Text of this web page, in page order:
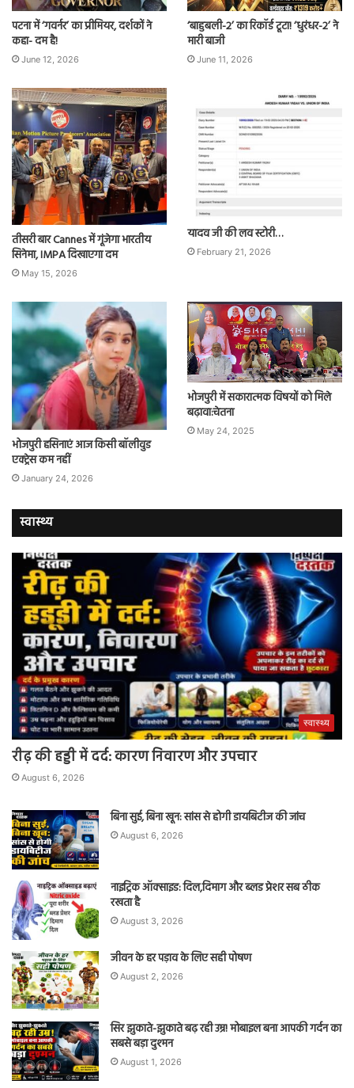
पटना में ‘गवर्नर’ का प्रीमियर, दर्शकों ने
कहा- दम है!
June 12, 2026
‘बाहुबली-2’ का रिकॉर्ड टूटा! ‘धुरंधर-2’ ने
मारी बाजी
June 11, 2026
तीसरी बार Cannes में गूंजेगा भारतीय
सिनेमा, IMPA दिखाएगा दम
May 15, 2026
यादव जी की लव स्टोरी…
February 21, 2026
भोजपुरी हसिनाएं आज किसी बॉलीवुड
एक्ट्रेस कम नहीं
January 24, 2026
भोजपुरी में सकारात्मक विषयों को मिले
बढ़ावा:चेतना
May 24, 2025
स्वास्थ्य
स्वास्थ्य
रीढ़ की हड्डी में दर्द: कारण निवारण और उपचार
August 6, 2026
बिना सुई, बिना खून: सांस से होगी डायबिटीज की जांच
August 6, 2026
नाइट्रिक ऑक्साइड: दिल,दिमाग और ब्लड प्रेशर सब ठीक
रखता है
August 3, 2026
जीवन के हर पड़ाव के लिए सही पोषण
August 2, 2026
सिर झुकाते-झुकाते बढ़ रही उम्र! मोबाइल बना आपकी गर्दन का
सबसे बड़ा दुश्मन
August 1, 2026